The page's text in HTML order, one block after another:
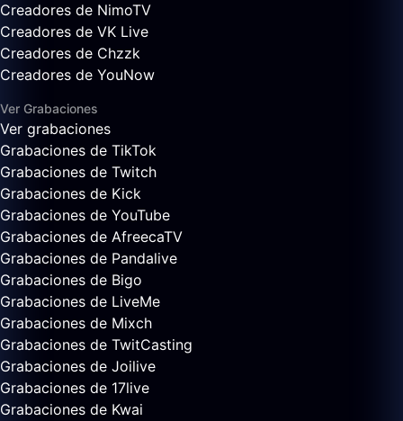
Creadores de NimoTV
Creadores de VK Live
Creadores de Chzzk
Creadores de YouNow
Ver Grabaciones
Ver grabaciones
Grabaciones de TikTok
Grabaciones de Twitch
Grabaciones de Kick
Grabaciones de YouTube
Grabaciones de AfreecaTV
Grabaciones de Pandalive
Grabaciones de Bigo
Grabaciones de LiveMe
Grabaciones de Mixch
Grabaciones de TwitCasting
Grabaciones de Joilive
Grabaciones de 17live
Grabaciones de Kwai